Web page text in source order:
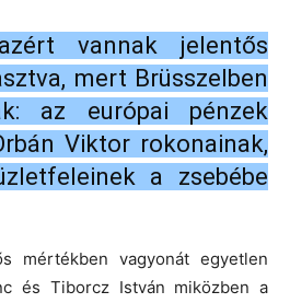
vannak jelentős
mert Brüsszelben
az európai pénzek
Viktor rokonainak,
a zsebébe
mértékben vagyonát egyetlen
és Tiborcz István miközben a